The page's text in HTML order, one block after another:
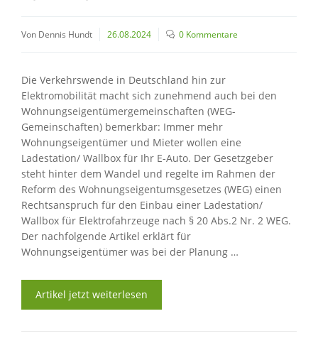
Von Dennis Hundt 26.08.2024 0 Kommentare
Die Verkehrswende in Deutschland hin zur
Elektromobilität macht sich zunehmend auch bei den
Wohnungseigentümergemeinschaften (WEG-
Gemeinschaften) bemerkbar: Immer mehr
Wohnungseigentümer und Mieter wollen eine
Ladestation/ Wallbox für Ihr E-Auto. Der Gesetzgeber
steht hinter dem Wandel und regelte im Rahmen der
Reform des Wohnungseigentumsgesetzes (WEG) einen
Rechtsanspruch für den Einbau einer Ladestation/
Wallbox für Elektrofahrzeuge nach § 20 Abs.2 Nr. 2 WEG.
Der nachfolgende Artikel erklärt für
Wohnungseigentümer was bei der Planung …
Artikel jetzt weiterlesen